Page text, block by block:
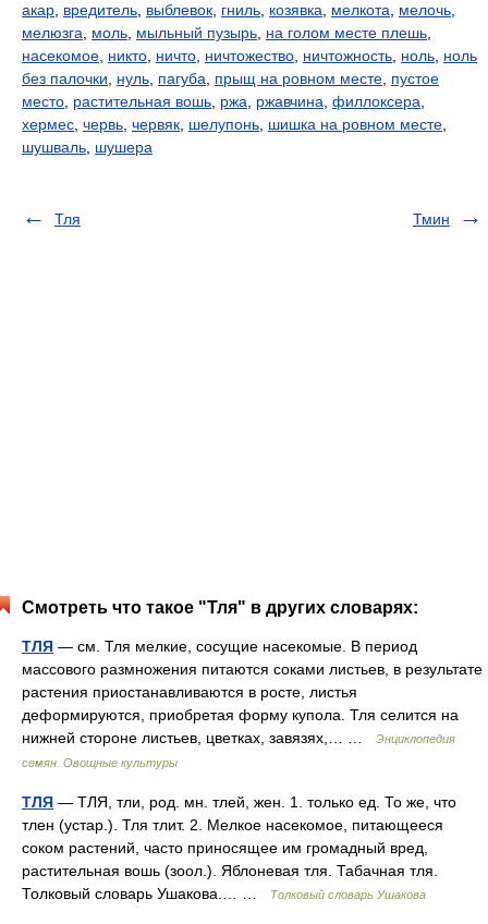
акар вредитель выблевок гниль козявка мелкота мелочь
мелюзга
моль мыльный пузырь на голом месте плешь
насекомое никто ничто ничтожество ничтожность ноль ноль
без палочки
нуль пагуба прыщ на ровном месте пустое
место растительная вошь ржа ржавчина филлоксера
хермес червь червяк шелупонь шишка на ровном месте
шушваль шушера
Тля Тмин
Смотреть что такое "Тля" в других словарях:
ТЛЯ — см. Тля мелкие, сосущие насекомые. В период
массового размножения питаются соками листьев, в результате
растения приостанавливаются в росте, листья
деформируются, приобретая форму купола. Тля селится на
нижней стороне листьев, цветках, завязях,… …
Энциклопедия
семян. Овощные культуры
ТЛЯ — ТЛЯ, тли, род. мн. тлей, жен. 1. только ед. То же, что
тлен (устар.). Тля тлит. 2. Мелкое насекомое, питающееся
соком растений, часто приносящее им громадный вред,
растительная вошь (зоол.). Яблоневая тля. Табачная тля.
Толковый словарь Ушакова.… …
Толковый словарь Ушакова